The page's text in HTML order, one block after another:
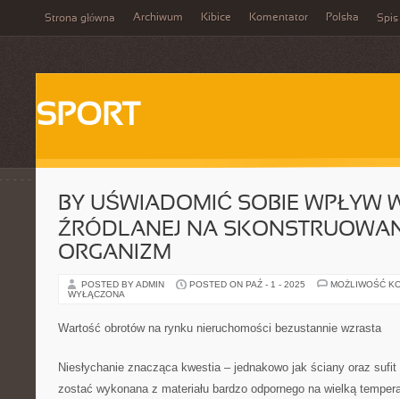
Strona główna Archiwum Kibice Komentator Polska Spis
SPORT
BY UŚWIADOMIĆ SOBIE WPŁYW
ŹRÓDLANEJ NA
ORGANIZM
POSTED BY ADMIN POSTED ON PAŹ - 1 - 2025
MOŻLIWOŚĆ
WYŁĄCZONA
Wartość obrotów na rynku nieruchomości bezustannie wzrasta
Niesłychanie znacząca kwestia – jednakowo jak ściany oraz
zostać wykonana z materiału bardzo odpornego na wielką